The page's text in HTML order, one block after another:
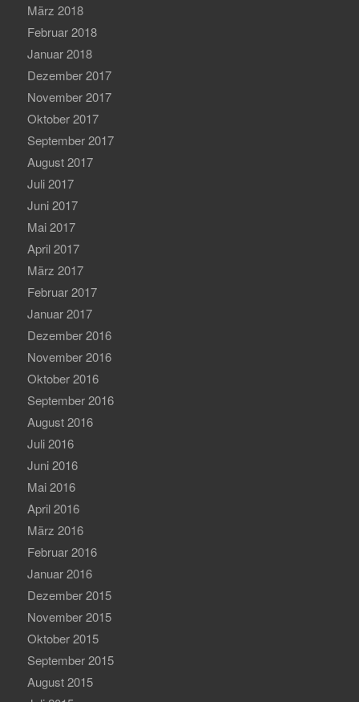
März 2018
Februar 2018
Januar 2018
Dezember 2017
November 2017
Oktober 2017
September 2017
August 2017
Juli 2017
Juni 2017
Mai 2017
April 2017
März 2017
Februar 2017
Januar 2017
Dezember 2016
November 2016
Oktober 2016
September 2016
August 2016
Juli 2016
Juni 2016
Mai 2016
April 2016
März 2016
Februar 2016
Januar 2016
Dezember 2015
November 2015
Oktober 2015
September 2015
August 2015